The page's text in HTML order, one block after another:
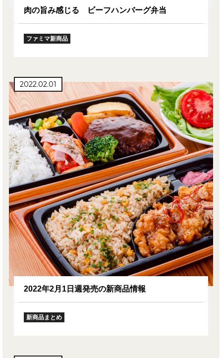
肉の旨み感じる ビーフハンバーグ弁当
ファミマ新商品
2022.02.01
2022年2月1日週発売の新商品情報
新商品まとめ